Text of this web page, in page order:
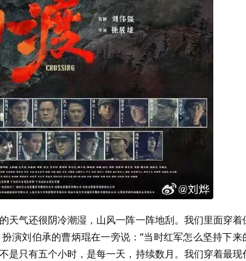
天气还很阴冷潮湿，山风一阵一阵地刮。我们里面穿着
演刘伯承的曹炳琨在一旁说：“当时红军怎么坚持下来
是只有五个小时，是每一天，持续数月。我们穿着最现